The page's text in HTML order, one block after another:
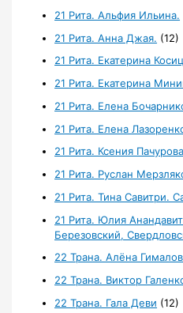
21 Рита. Альфия Ильина.
21 Рита. Анна Джая. (12)
21 Рита. Екатерина
21 Рита. Екатерина
21 Рита. Елена
21 Рита. Елена
21 Рита. Ксения
21 Рита. Руслан
21 Рита. Тина Савитри.
21 Рита. Юлия
Березовский,
22 Трана. Алёна
22 Трана. Виктор
22 Трана. Гала Деви (12)